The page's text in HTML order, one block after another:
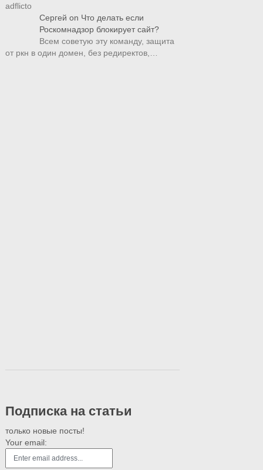
adflicto
Сергей on Что делать если
Роскомнадзор блокирует сайт?
Всем советую эту команду, защита
от ркн в один домен, без редиректов,…
Подписка на статьи
только новые посты!
Your email: